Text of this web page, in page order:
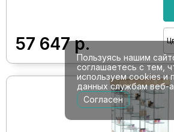
57 647р.
Пользуясь нашим
соглашаетесь с тем,
используем cookies и
данных службам веб-
Согласен